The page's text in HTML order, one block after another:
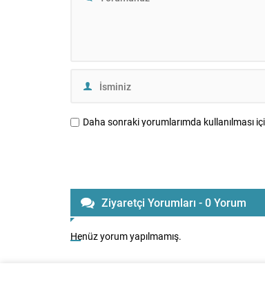
Daha sonraki yorumlarımda kullanılması
Ziyaretçi Yorumları - 0 Yorum
Henüz yorum yapılmamış.